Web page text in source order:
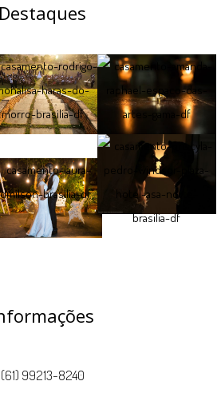
Destaques
(61) 99213-8240